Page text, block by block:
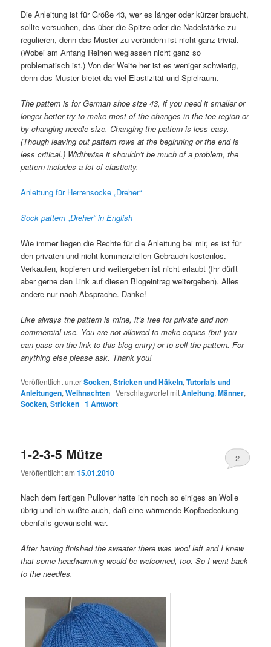
Die Anleitung ist für Größe 43, wer es länger oder kürzer braucht,
sollte versuchen, das über die Spitze oder die Nadelstärke zu
regulieren, denn das Muster zu verändern ist nicht ganz trivial.
(Wobei am Anfang Reihen weglassen nicht ganz so
problematisch ist.) Von der Weite her ist es weniger schwierig,
denn das Muster bietet da viel Elastizität und Spielraum.
The pattern is for German shoe size 43, if you need it smaller or
longer better try to make most of the changes in the toe region or
by changing needle size. Changing the pattern is less easy.
(Though leaving out pattern rows at the beginning or the end is
less critical.) Widthwise it shouldn’t be much of a problem, the
pattern includes a lot of elasticity.
Anleitung für Herrensocke „Dreher“
Sock pattern „Dreher“ in English
Wie immer liegen die Rechte für die Anleitung bei mir, es ist für
den privaten und nicht kommerziellen Gebrauch kostenlos.
Verkaufen, kopieren und weitergeben ist nicht erlaubt (Ihr dürft
aber gerne den Link auf diesen Blogeintrag weitergeben). Alles
andere nur nach Absprache. Danke!
Like always the pattern is mine, it’s free for private and non
commercial use. You are not allowed to make copies (but you
can pass on the link to this blog entry) or to sell the pattern. For
anything else please ask. Thank you!
Veröffentlicht unterSocken,Stricken und Häkeln,Tutorials und
Anleitungen,Weihnachten |Verschlagwortet mitAnleitung,Männer,
Socken,Stricken |1 Antwort
1-2-3-5 Mütze
Veröffentlicht am15.01.2010
2
Nach dem fertigen Pullover hatte ich noch so einiges an Wolle
übrig und ich wußte auch, daß eine wärmende Kopfbedeckung
ebenfalls gewünscht war.
After having finished the sweater there was wool left and I knew
that some headwarming would be welcomed, too. So I went back
to the needles.